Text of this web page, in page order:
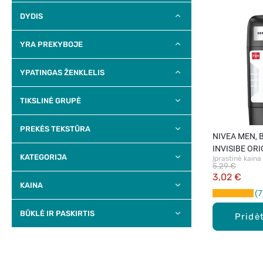
DYDIS
YRA PREKYBOJE
YPATINGAS ŽENKLELIS
TIKSLINĖ GRUPĖ
PREKĖS TEKSTŪRA
KATEGORIJA
KAINA
BŪKLĖ IR PASKIRTIS
NIVEA MEN,
INVISIBE
Įprastinė kaina
3,02 €
5,29 €
7